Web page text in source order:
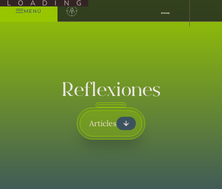
LOADING
MENÚ IDIOMA
Reflexiones
Articles